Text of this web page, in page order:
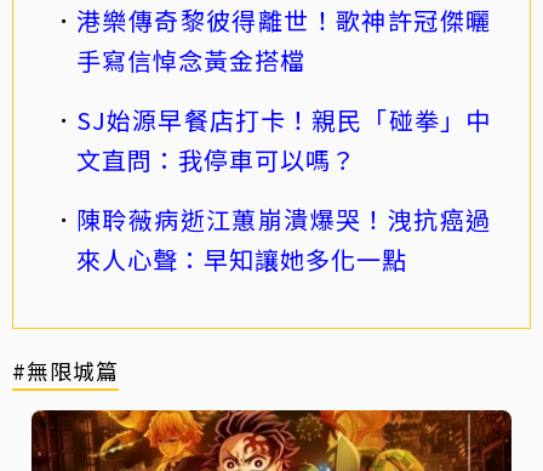
港樂傳奇黎彼得離世！歌神許冠傑曬
手寫信悼念黃金搭檔
SJ始源早餐店打卡！親民「碰拳」中
文直問：我停車可以嗎？
陳聆薇病逝江蕙崩潰爆哭！洩抗癌過
來人心聲：早知讓她多化一點
#無限城篇